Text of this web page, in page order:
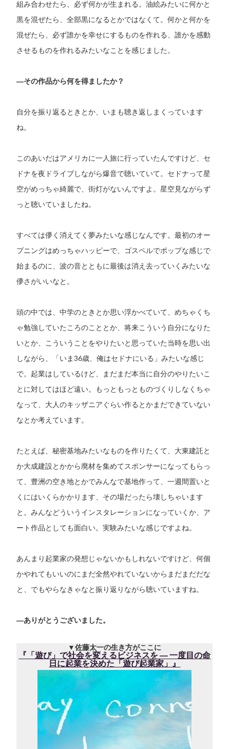
組み合わせたら、必ず何かが生まれる。油絵みたいに何かと
黒を混ぜたら、全部黒になるとかではなくて。何かと何かを
混ぜたら、必ず誰かを幸せにするものを作れる、誰かを感動
させるものを作れるみたいなことを感じました。
―その作品から何を得ましたか？
自分を振り返るときとか、いまも聴き返しまくっています
ね。
このあいだはアメリカに一人旅に行っていたんですけど、セ
ドナを夜ドライブしながら爆音で聴いていて。セドナって星
空がめっちゃ綺麗で、街灯がないんですよ。星空見ながらず
っと聴いていましたね。
すべては儚く消えてく夢みたいな感じなんです。最初のオー
プニングはめっちゃハッピーで、ゴスペルでポップな感じで
始まるのに、波の音とともに最後は消え去っていくみたいな
儚さがいいなと。
頭の中では、中学のときとか思い浮かべていて、めちゃくち
ゃ勉強していたころのこととか、将来こういう自分になりた
いとか、こういうことをやりたいと思っていた当時を思い出
しながら、「いま36歳、俺はセドナにいる」みたいな感じ
で。起業はしているけど、まだまだ本当に自分のやりたいこ
とに対してはほど遠い。もっともっとものづくりしなくちゃ
なって、大人のキッザニアぐらい作るとかまだできていない
なとか考えています。
たとえば、秘密基地みたいなものを作りたくて、大東建託と
か大成建設とかから廃材を集めてスポンサーになってもらっ
て、豊洲の空き地とかでみんなで基地作って、一週間置いと
くにはいくらかかります、その場だったら壊しちゃいます
と。みんなどういうインスタレーションになっていくか、ア
ート作品としても面白い。実験みたいな感じですよね。
あんまり起業家の発想じゃないかもしれないですけど、何個
かやれてもいいのにまだ全然やれていないからまだまだだな
と、でもやらなきゃなと振り返りながら聴いていますね。
―ありがとうございました。
▼佐藤太一の生き方がここに
『「遊び」で社会を変えるビジネスを ― 一度目の命
日に起業を決めた「遊び起業家」』